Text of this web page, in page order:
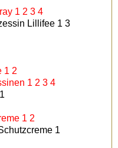
1 2 3 4
Lillifee 1 3
1 2
1 2 3 4
1 2
1